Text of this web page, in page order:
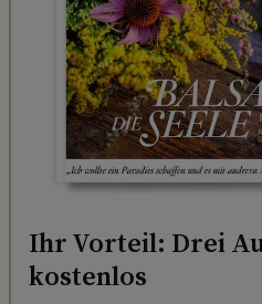
Ihr Vorteil: Drei
kostenlos